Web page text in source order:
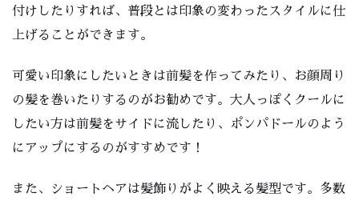
付けしたりすれば、普段とは印象の変わったスタイルに仕
上げることができます。
可愛い印象にしたいときは前髪を作ってみたり、お顔周り
の髪を巻いたりするのがお勧めです。大人っぽくクールに
したい方は前髪をサイドに流したり、ポンパドールのよう
にアップにするのがすすめです！
また、ショートヘアは髪飾りがよく映える髪型です。多数